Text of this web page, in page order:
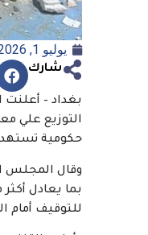
يوليو 1, 2026
شارك
التوزيع علي
حكومية
بما يعادل
للتوقيف أمام